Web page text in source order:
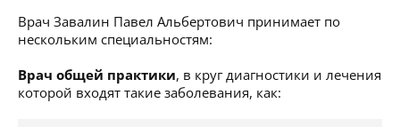
Врач Завалин Павел Альбертович принимает по
нескольким специальностям:
Врач общей практики, в круг диагностики и лечения
которой входят такие заболевания, как: